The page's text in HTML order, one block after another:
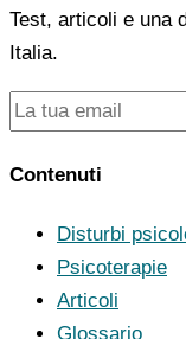
Test, articoli e una
Italia.
Contenuti
Disturbi
Psicoterapie
Articoli
Glossario